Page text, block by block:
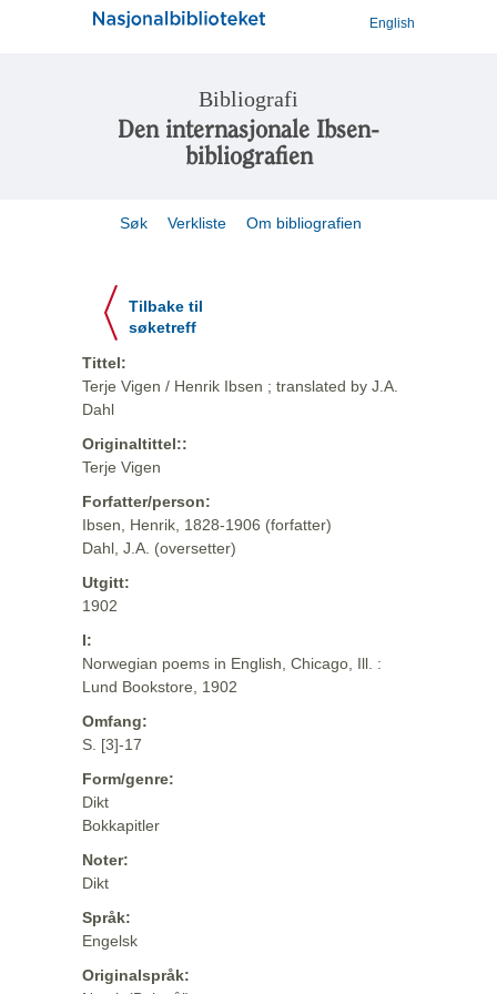
English
Bibliografi
Den internasjonale Ibsen-
bibliografien
Søk Verkliste Om bibliografien
Tilbake til
søketreff
Tittel:
Terje Vigen / Henrik Ibsen ; translated by J.A.
Dahl
Originaltittel::
Terje Vigen
Forfatter/person:
Ibsen, Henrik, 1828-1906 (forfatter)
Dahl, J.A. (oversetter)
Utgitt:
1902
I:
Norwegian poems in English, Chicago, Ill. :
Lund Bookstore, 1902
Omfang:
S. [3]-17
Form/genre:
Dikt
Bokkapitler
Noter:
Dikt
Språk:
Engelsk
Originalspråk: